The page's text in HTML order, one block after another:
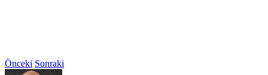
Önceki Sonraki